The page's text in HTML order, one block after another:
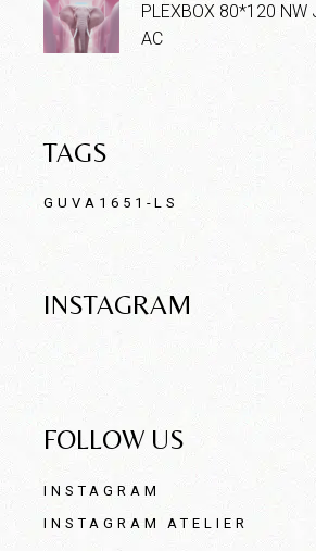
PLEXBOX 80*120 NW
AC
TAGS
GUVA1651-LS
INSTAGRAM
FOLLOW US
INSTAGRAM
INSTAGRAM ATELIER